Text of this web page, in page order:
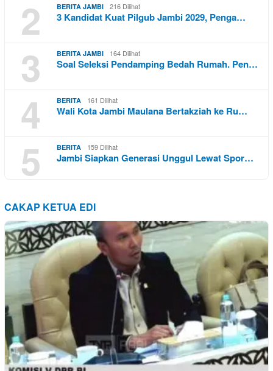
2 BERITA JAMBI 216 Dilihat
3 Kandidat Kuat Pilgub Jambi 2029, Penga…
3 BERITA JAMBI 164 Dilihat
Soal Seleksi Pendamping Bedah Rumah. Pen…
4 BERITA 161 Dilihat
Wali Kota Jambi Maulana Bertakziah ke Ru…
5 BERITA 159 Dilihat
Jambi Siapkan Generasi Unggul Lewat Spor…
CAKAP KETUA EDI